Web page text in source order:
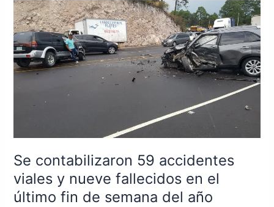
Se contabilizaron 59 accidentes
viales y nueve fallecidos en el
último fin de semana del año
Se
contabilizaron
59
accidentes
viales
fallecidos
el
último
fin
de
semana